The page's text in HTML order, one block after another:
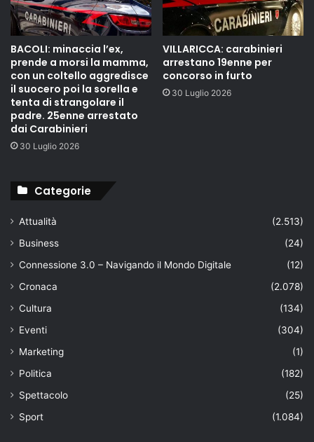
BACOLI: minaccia l’ex,
prende a morsi la mamma,
con un coltello aggredisce
il suocero poi la sorella e
tenta di strangolare il
padre. 25enne arrestato
dai Carabinieri
30 Luglio 2026
VILLARICCA: carabinieri
arrestano 19enne per
concorso in furto
30 Luglio 2026
Categorie
Attualità
(2.513)
Business
(24)
Connessione 3.0 – Navigando il Mondo Digitale
(12)
Cronaca
(2.078)
Cultura
(134)
Eventi
(304)
Marketing
(1)
Politica
(182)
Spettacolo
(25)
Sport
(1.084)